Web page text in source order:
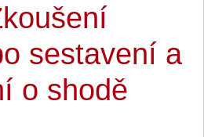
sestavení a
o shodě